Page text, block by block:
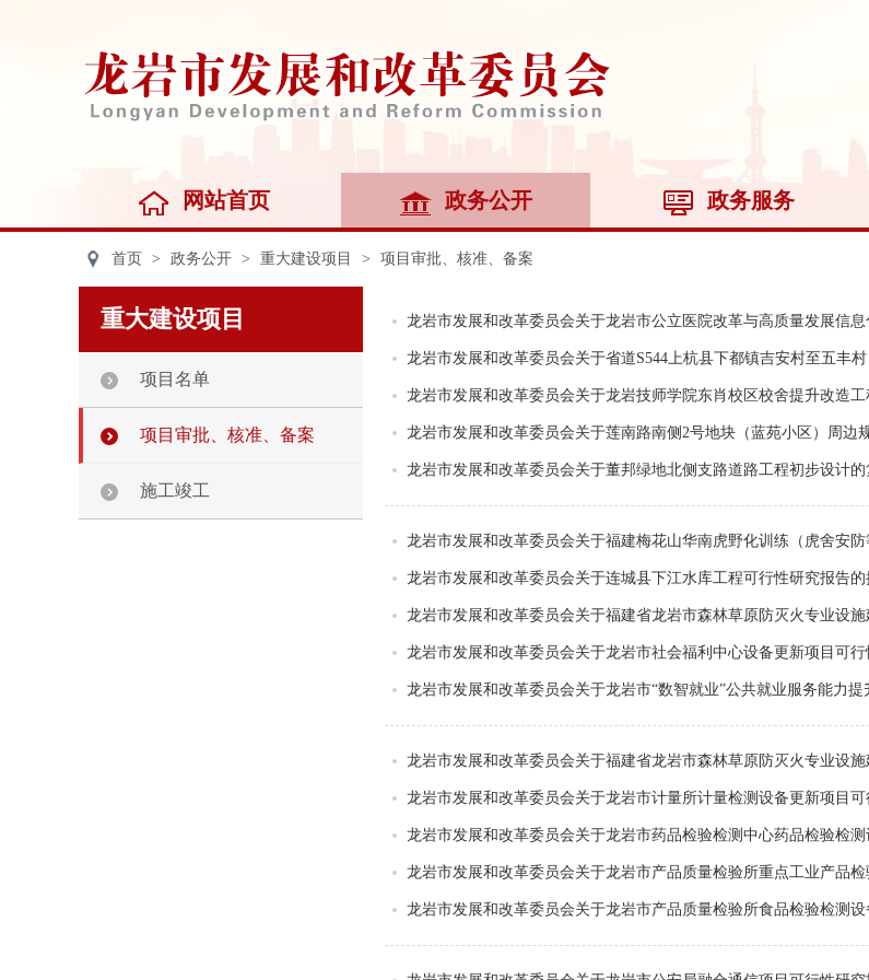
网站首页 政务公开 政务服务
首页 > 政务公开 > 重大建设项目 > 项目审批、核准、备案
重大建设项目
项目名单
项目审批、核准、备案
施工竣工
龙岩市发展和改革委员会关于龙岩市公立医院改革与高质量发展信
龙岩市发展和改革委员会关于省道S544上杭县下都镇吉安村至五丰
龙岩市发展和改革委员会关于龙岩技师学院东肖校区校舍提升改造
龙岩市发展和改革委员会关于莲南路南侧2号地块（蓝苑小区）周边
龙岩市发展和改革委员会关于董邦绿地北侧支路道路工程初步设计的
龙岩市发展和改革委员会关于福建梅花山华南虎野化训练（虎舍安
龙岩市发展和改革委员会关于连城县下江水库工程可行性研究报告的
龙岩市发展和改革委员会关于福建省龙岩市森林草原防灭火专业设
龙岩市发展和改革委员会关于龙岩市社会福利中心设备更新项目可
龙岩市发展和改革委员会关于龙岩市“数智就业”公共就业服务能力
龙岩市发展和改革委员会关于福建省龙岩市森林草原防灭火专业设
龙岩市发展和改革委员会关于龙岩市计量所计量检测设备更新项目
龙岩市发展和改革委员会关于龙岩市药品检验检测中心药品检验检
龙岩市发展和改革委员会关于龙岩市产品质量检验所重点工业产品
龙岩市发展和改革委员会关于龙岩市产品质量检验所食品检验检测